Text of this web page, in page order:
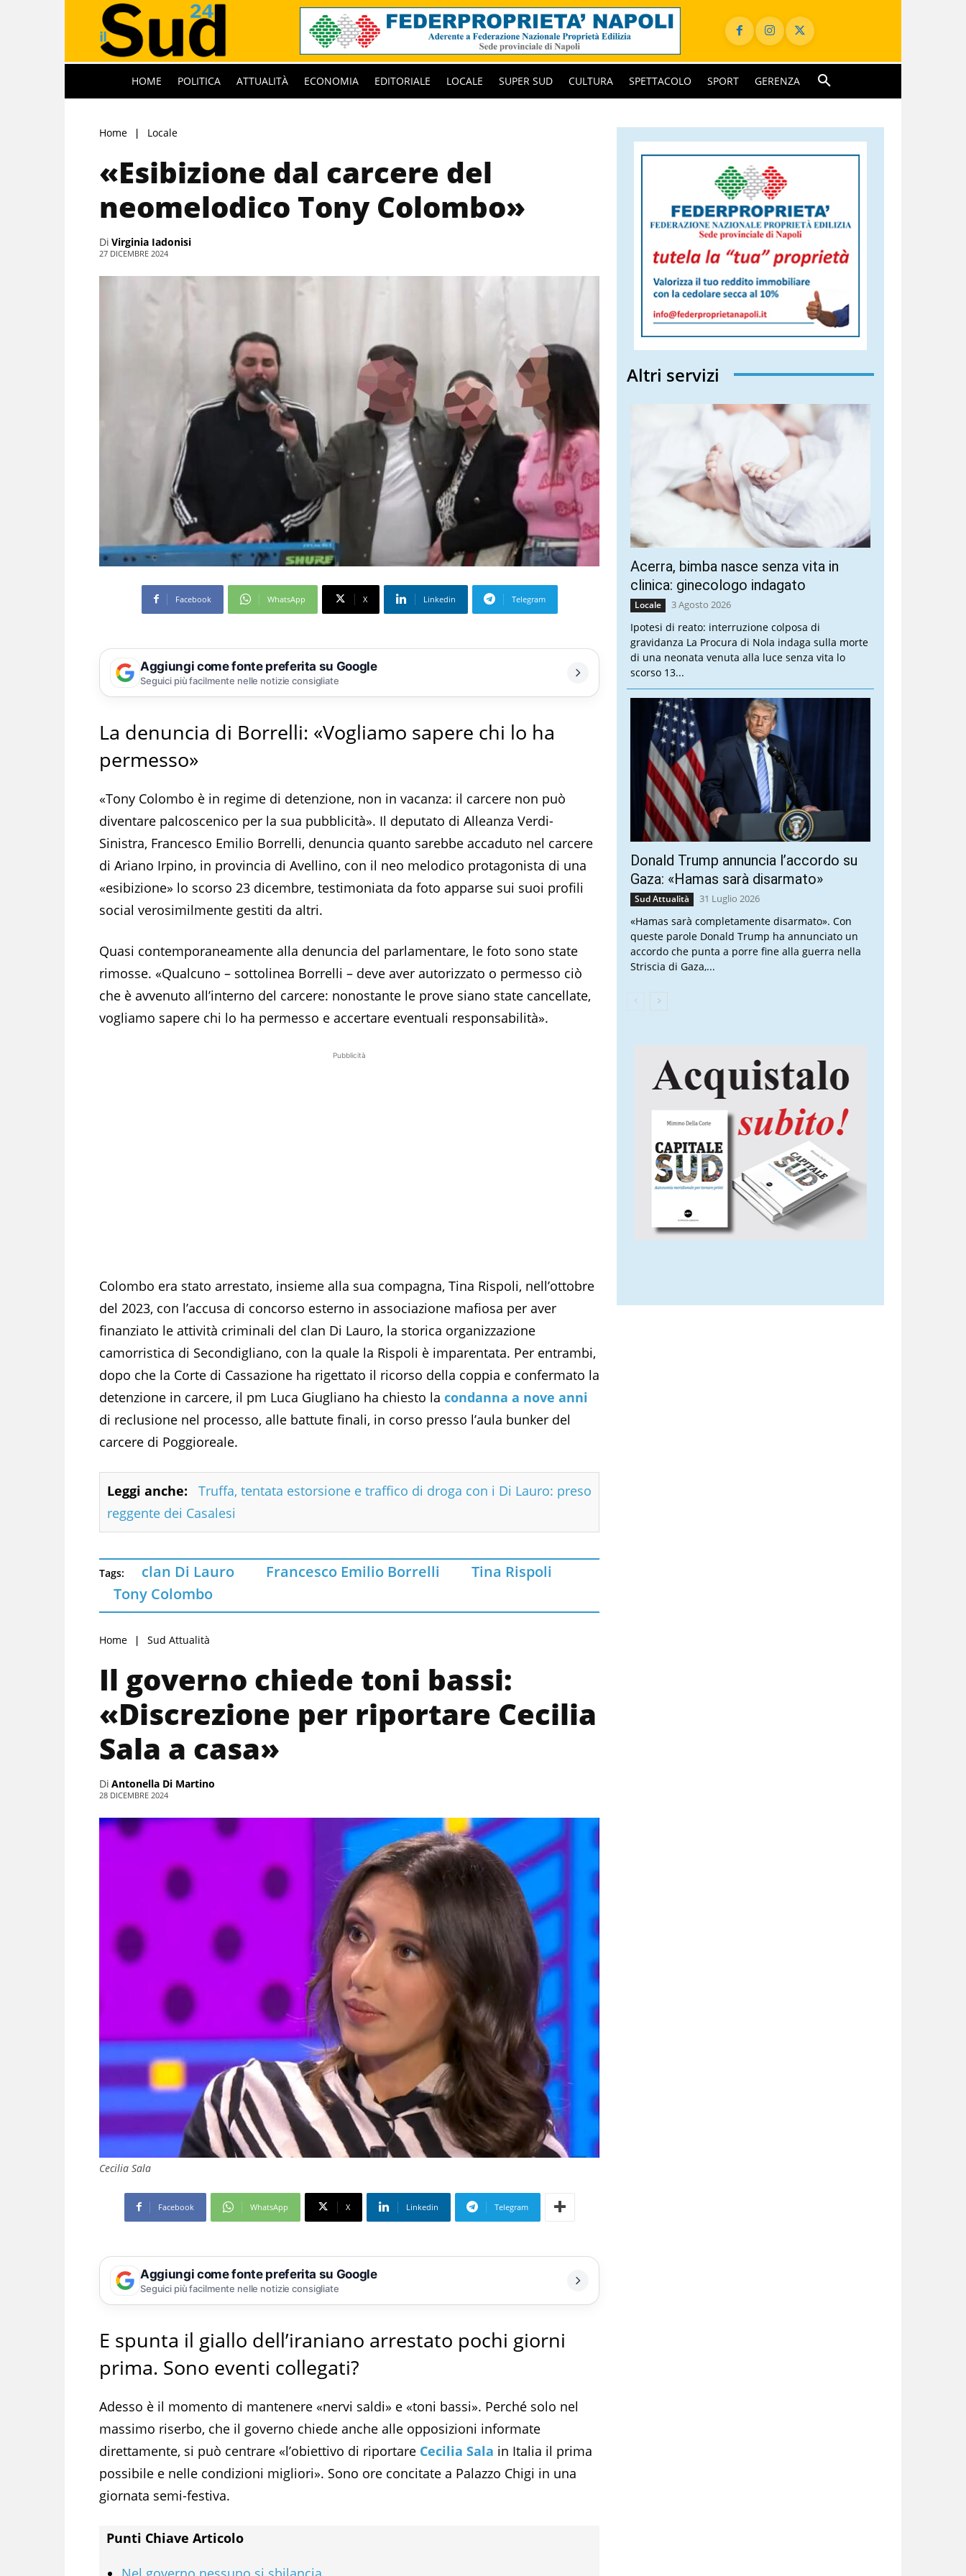
HOME POLITICA ATTUALITÀ ECONOMIA EDITORIALE LOCALE SUPER SUD CULTURA SPETTACOLO SPORT GERENZA
Home Locale
«Esibizione dal carcere del
neomelodico Tony Colombo»
Di Virginia Iadonisi
27 DICEMBRE 2024
Facebook WhatsApp X Linkedin Telegram
Aggiungi come fonte preferita su Google
Seguici più facilmente nelle notizie consigliate
La denuncia di Borrelli: «Vogliamo sapere chi lo ha
permesso»
«Tony Colombo è in regime di detenzione, non in vacanza: il carcere non può
diventare palcoscenico per la sua pubblicità». Il deputato di Alleanza Verdi-
Sinistra, Francesco Emilio Borrelli, denuncia quanto sarebbe accaduto nel carcere
di Ariano Irpino, in provincia di Avellino, con il neo melodico protagonista di una
«esibizione» lo scorso 23 dicembre, testimoniata da foto apparse sui suoi profili
social verosimilmente gestiti da altri.
Quasi contemporaneamente alla denuncia del parlamentare, le foto sono state
rimosse. «Qualcuno – sottolinea Borrelli – deve aver autorizzato o permesso ciò
che è avvenuto all’interno del carcere: nonostante le prove siano state cancellate,
vogliamo sapere chi lo ha permesso e accertare eventuali responsabilità».
Pubblicità
Colombo era stato arrestato, insieme alla sua compagna, Tina Rispoli, nell’ottobre
del 2023, con l’accusa di concorso esterno in associazione mafiosa per aver
finanziato le attività criminali del clan Di Lauro, la storica organizzazione
camorristica di Secondigliano, con la quale la Rispoli è imparentata. Per entrambi,
dopo che la Corte di Cassazione ha rigettato il ricorso della coppia e confermato la
detenzione in carcere, il pm Luca Giugliano ha chiesto la condanna a nove anni
di reclusione nel processo, alle battute finali, in corso presso l’aula bunker del
carcere di Poggioreale.
Leggi anche:
Truffa, tentata estorsione e traffico di droga con i Di Lauro: preso
reggente dei Casalesi
Tags: clan Di Lauro Francesco Emilio Borrelli
Tina Rispoli
Tony Colombo
Home Sud Attualità
Il governo chiede toni bassi:
«Discrezione per riportare Cecilia
Sala a casa»
Di Antonella Di Martino
28 DICEMBRE 2024
Cecilia Sala
Facebook WhatsApp X Linkedin Telegram
Aggiungi come fonte preferita su Google
Seguici più facilmente nelle notizie consigliate
E spunta il giallo dell’iraniano arrestato pochi giorni
prima. Sono eventi collegati?
Adesso è il momento di mantenere «nervi saldi» e «toni bassi». Perché solo nel
massimo riserbo, che il governo chiede anche alle opposizioni informate
direttamente, si può centrare «l’obiettivo di riportare Cecilia Sala in Italia il prima
possibile e nelle condizioni migliori». Sono ore concitate a Palazzo Chigi in una
giornata semi-festiva.
Punti Chiave Articolo
Altri servizi
Acerra, bimba nasce senza vita in
clinica: ginecologo indagato
Locale 3 Agosto 2026
Ipotesi di reato: interruzione colposa di
gravidanza La Procura di Nola indaga sulla morte
di una neonata venuta alla luce senza vita lo
scorso 13...
Donald Trump annuncia l’accordo su
Gaza: «Hamas sarà disarmato»
Sud Attualità 31 Luglio 2026
«Hamas sarà completamente disarmato». Con
queste parole Donald Trump ha annunciato un
accordo che punta a porre fine alla guerra nella
Striscia di Gaza,...